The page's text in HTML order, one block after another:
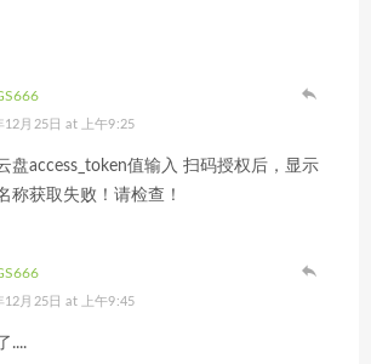
12月25日 at 上午9:25
盘access_token值输入 扫码授权后，显示
称获取失败！请检查！
12月25日 at 上午9:45
....